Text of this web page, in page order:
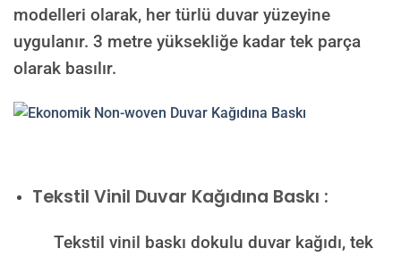
modelleri olarak, her türlü duvar yüzeyine
uygulanır. 3 metre yüksekliğe kadar tek parça
olarak basılır.
Tekstil Vinil Duvar Kağıdına Baskı :
Tekstil vinil baskı dokulu duvar kağıdı, tek